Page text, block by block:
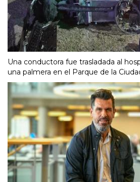
Una conductora fue trasladada al
una palmera en el Parque de la